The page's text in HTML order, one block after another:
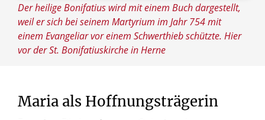
Der heilige Bonifatius wird mit einem Buch dargestellt,
weil er sich bei seinem Martyrium im Jahr 754 mit
einem Evangeliar vor einem Schwerthieb schützte. Hier
vor der St. Bonifatiuskirche in Herne
Maria als Hoffnungsträgerin